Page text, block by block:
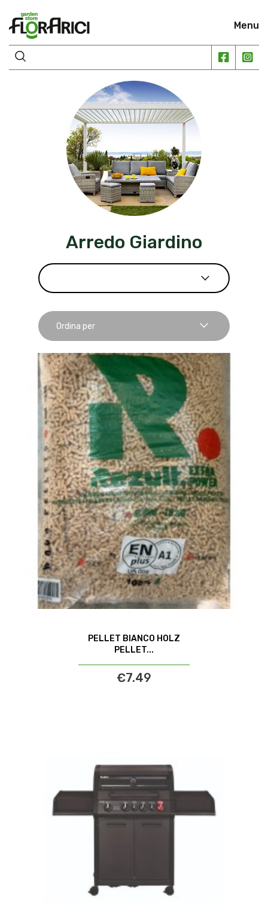
Menu
Arredo Giardino
Ordina per
PELLET BIANCO HOLZ
PELLET...
€7.49